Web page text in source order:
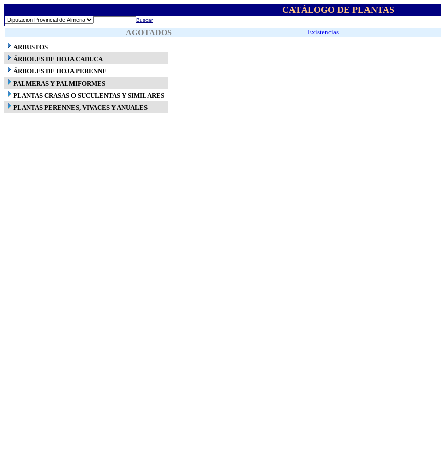
CATÁLOGO DE PLANTAS
Buscar
AGOTADOS Existencias
ARBUSTOS
ÁRBOLES DE HOJA CADUCA
ÁRBOLES DE HOJA PERENNE
PALMERAS Y PALMIFORMES
PLANTAS CRASAS O SUCULENTAS Y SIMILARES
PLANTAS PERENNES, VIVACES Y ANUALES